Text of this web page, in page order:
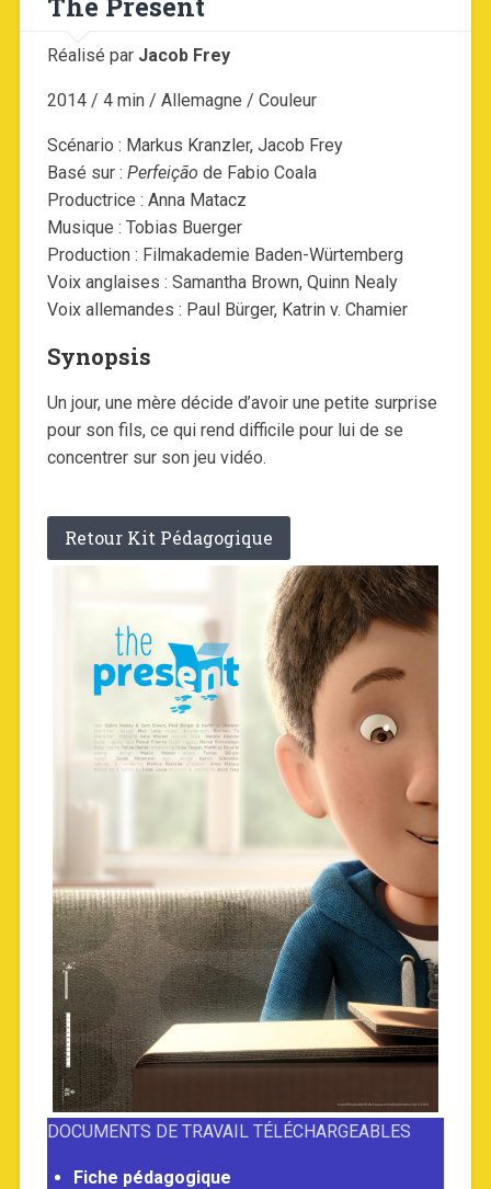
Réalisé par Jacob Frey
2014 / 4 min / Allemagne / Couleur
Scénario : Markus Kranzler, Jacob Frey
Basé sur : Perfeição de Fabio Coala
Productrice : Anna Matacz
Musique : Tobias Buerger
Production : Filmakademie Baden-Würtemberg
Voix anglaises : Samantha Brown, Quinn Nealy
Voix allemandes : Paul Bürger, Katrin v. Chamier
Synopsis
Un jour, une mère décide d’avoir une petite surprise
pour son fils, ce qui rend difficile pour lui de se
concentrer sur son jeu vidéo.
Retour Kit Pédagogique
DOCUMENTS DE TRAVAIL TÉLÉCHARGEABLES
Fiche pédagogique